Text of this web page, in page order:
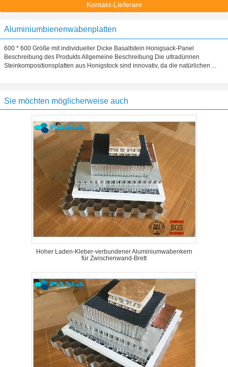
Kontakt-Lieferant
Aluminiumbienenwabenplatten
600 * 600 Größe mit individueller Dicke Basaltstein Honigsack-Panel
Beschreibung des Produkts Allgemeine Beschreibung Die ultradünnen
Steinkompositionsplatten aus Honigstock sind innovativ, da die natürlichen ...
Sie möchten möglicherweise auch
Hoher Laden-Kleber-verbundener Aluminiumwabenkern
für Zwischenwand-Brett